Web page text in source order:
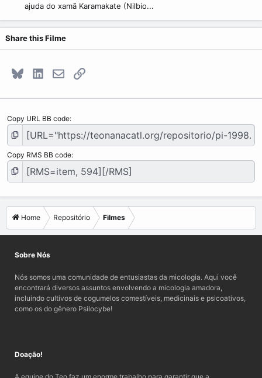
ajuda do xamã Karamakate (Nilbio...
Share this Filme
Bluesky LinkedInE-mailLink
Copy URL BB code
Copy RMS BB code
Home Repositório Filmes
Sobre Nós
Nós somos uma comunidade de entusiastas da micologia. Aqui você
encontrará diversos assuntos envolvendo a micologia amadora,
incluindo cultivos de cogumelos comestíveis, medicinais e psicoativos,
como os do gênero Psilocybe!
Doação!